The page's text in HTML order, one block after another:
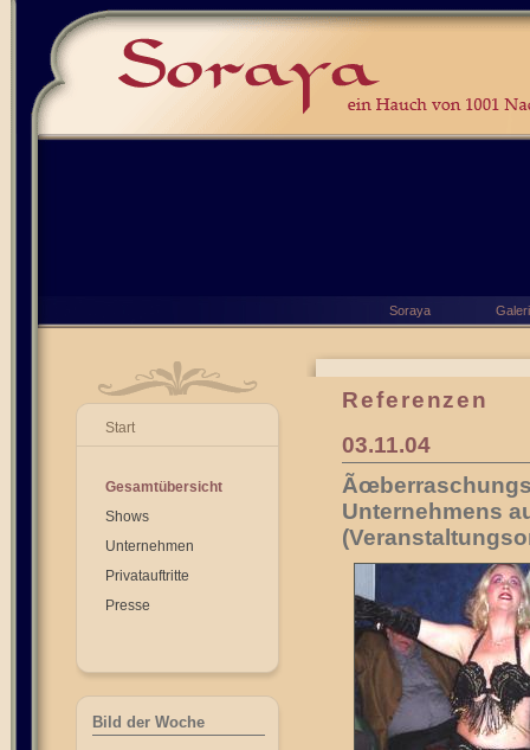
Start
Gesamtübersicht
Shows
Unternehmen
Privatauftritte
Presse
Bild der Woche
Referenzen
03.11.04
Unternehmens
Soraya